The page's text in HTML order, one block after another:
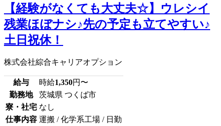
【経験がなくても大丈夫☆】ウレシイ
残業ほぼナシ♪先の予定も立てやすい♪
土日祝休！
株式会社綜合キャリアオプション
給与 時給1,350円〜
勤務地
茨城県 つくば市
寮・社宅 なし
仕事内容 運搬 / 化学系工場 / 日勤